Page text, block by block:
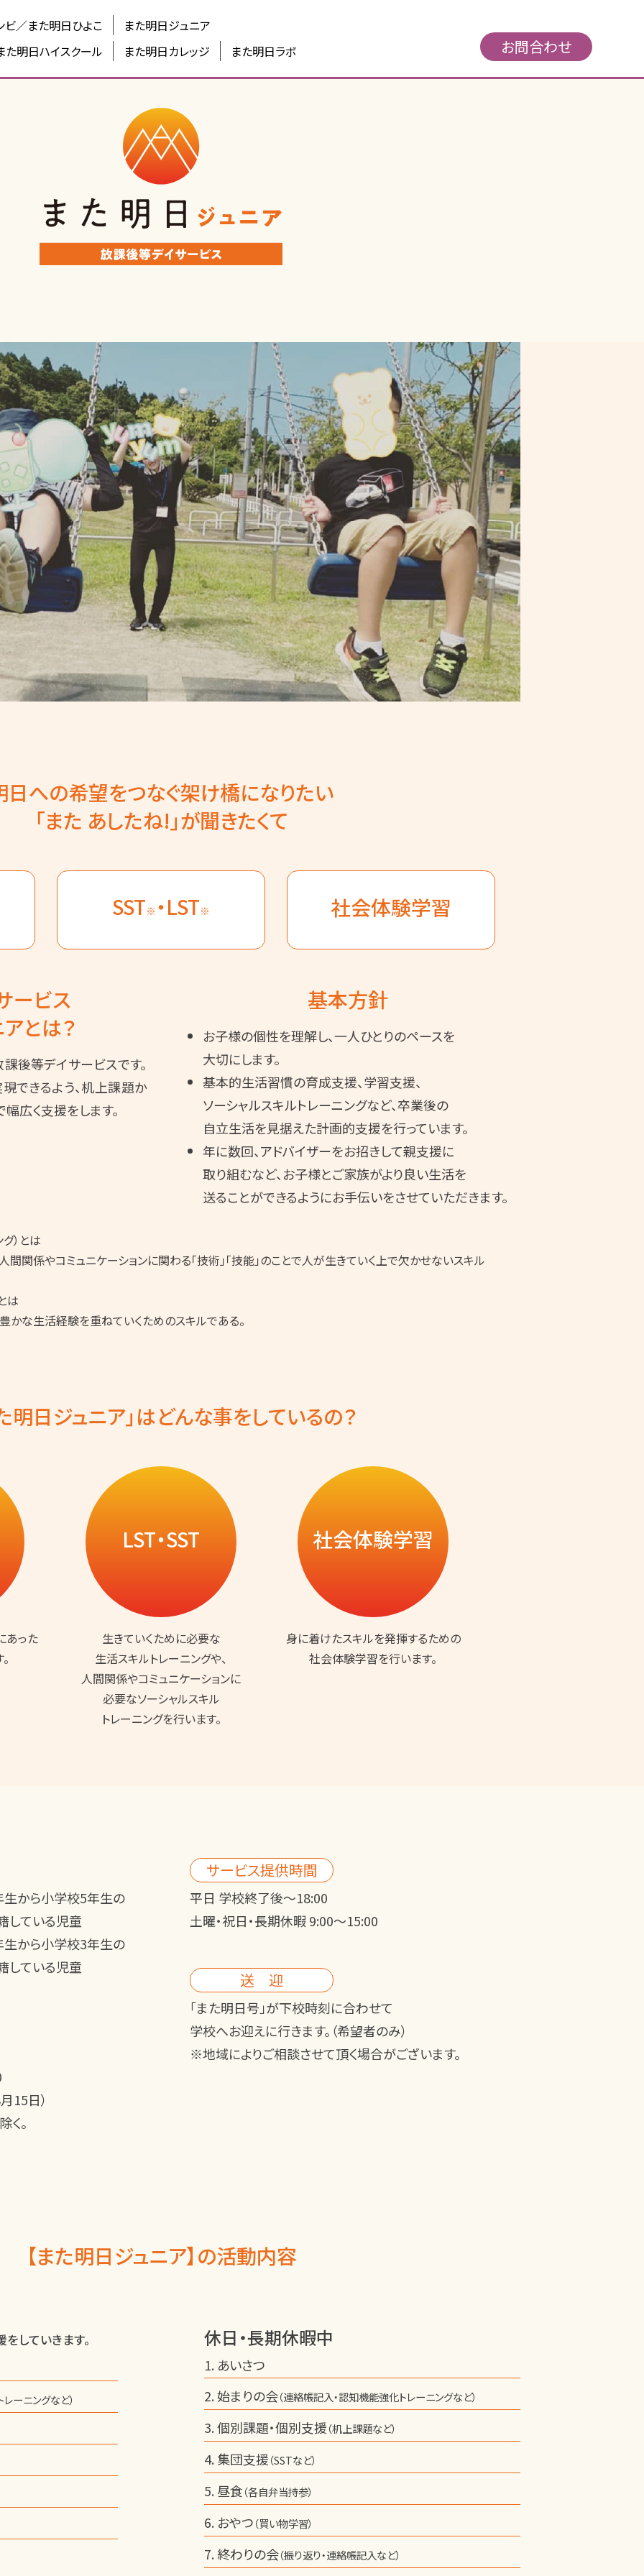
ビ／また明日ひよこ
また明日ジュニア
た明日ハイスクール
また明日カレッジ また明日ラボ お問合わせ
日への希望をつなぐ架け橋になりたい
「また あしたね!」が聞きたくて
SST※ ・LST※ 社会体験学習
ービス
とは？
後等デイサービスです。
できるよう、机上課題か
広く支援をします。
基本方針
お子様の個性を理解し、一人ひとりのペースを
大切にします。
基本的生活習慣の育成支援、学習支援、
ソーシャルスキルトレーニングなど、卒業後の
自立生活を見据えた計画的支援を行っています。
年に数回、アドバイザーをお招きして親支援に
取り組むなど、お子様とご家族がより良い生活を
送ることができるようにお手伝いをさせていただきます。
）とは
関係やコミュニケーションに関わる「技術」「技能」のことで人が生きていく上で欠かせないスキル
は
な生活経験を重ねていくためのスキルである。
明日ジュニア」はどんな事をしているの？
あった
LST・SST
生きていくために必要な
生活スキルトレーニングや、
人間関係やコミュニケーションに
必要なソーシャルスキル
トレーニングを行います。
社会体験学習
身に着けたスキルを発揮するための
社会体験学習を行います。
生から小学校5年生の
している児童
生から小学校3年生の
している児童
15日）
。
サービス提供時間
平日 学校終了後～18:00
土曜・祝日・長期休暇 9:00～15:00
送 迎
「また明日号」が下校時刻に合わせて
学校へお迎えに行きます。（希望者のみ）
※地域によりご相談させて頂く場合がございます。
【また明日ジュニア】の活動内容
していきます。
ーニングなど）
休日・長期休暇中
あいさつ
始まりの会（連絡帳記入・認知機能強化トレーニングなど）
個別課題・個別支援（机上課題など）
集団支援（SSTなど）
昼食（各自弁当持参）
おやつ（買い物学習）
終わりの会（振り返り・連絡帳記入など）